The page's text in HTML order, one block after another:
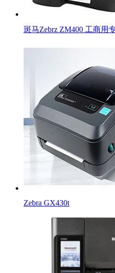
斑马Zebrz ZM400 工商用
Zebra GX430t